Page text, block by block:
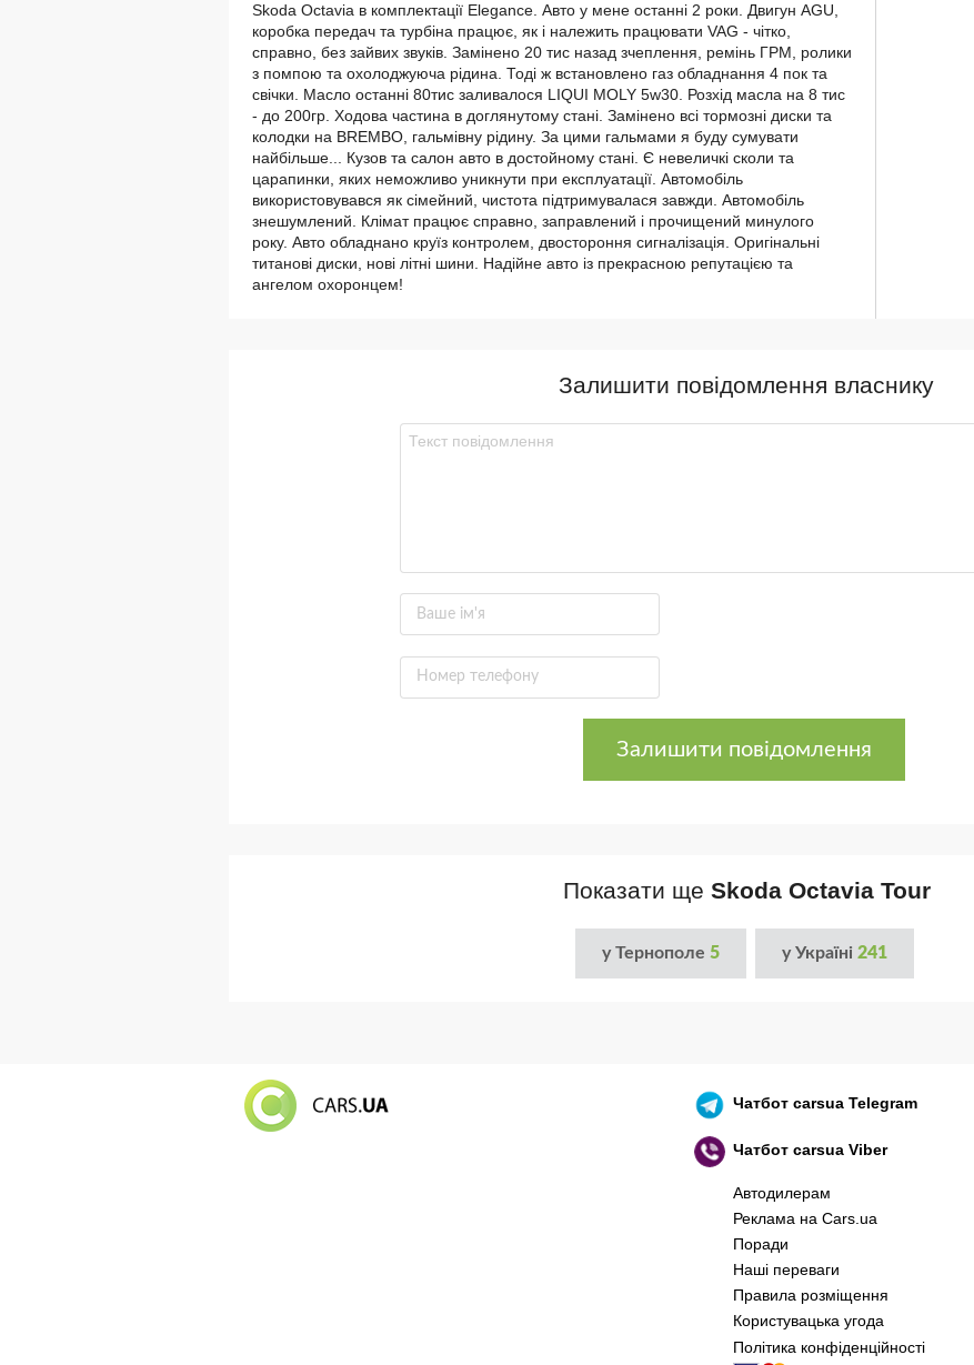
Skoda Octavia в комплектації Elegance. Авто у мене останні 2 роки. Двигун AGU,
коробка передач та турбіна працює, як і належить працювати VAG - чітко,
справно, без зайвих звуків. Замінено 20 тис назад зчеплення, ремінь ГРМ, ролики
з помпою та охолоджуюча рідина. Тоді ж встановлено газ обладнання 4 пок та
свічки. Масло останні 80тис заливалося LIQUI MOLY 5w30. Розхід масла на 8 тис
- до 200гр. Ходова частина в доглянутому стані. Замінено всі тормозні диски та
колодки на BREMBO, гальмівну рідину. За цими гальмами я буду сумувати
найбільше... Кузов та салон авто в достойному стані. Є невеличкі сколи та
царапинки, яких неможливо уникнути при експлуатації. Автомобіль
використовувався як сімейний, чистота підтримувалася завжди. Автомобіль
знешумлений. Клімат працює справно, заправлений і прочищений минулого
року. Авто обладнано круїз контролем, двостороння сигналізація. Оригінальні
титанові диски, нові літні шини. Надійне авто із прекрасною репутацією та
ангелом охоронцем!
Залишити повідомлення власнику
Залишити повідомлення
Показати ще Skoda Octavia Tour
у Тернополе 5 у Україні 241
Чатботcarsua Telegram
Чатботcarsua Viber
Автодилерам
Реклама на Cars.ua
Поради
Наші переваги
Правила розміщення
Користувацька угода
Політика конфіденційності